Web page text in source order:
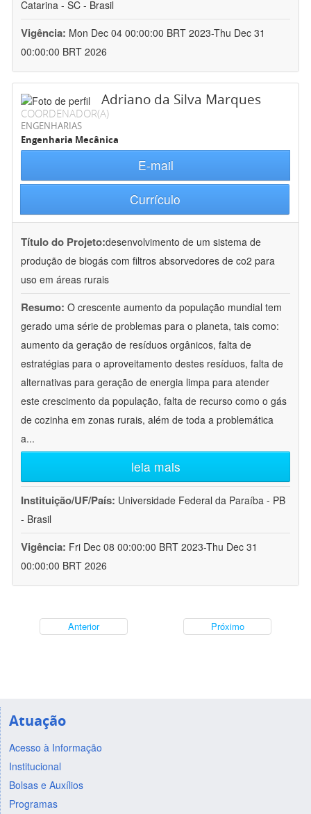
Catarina - SC - Brasil
Vigência: Mon Dec 04 00:00:00 BRT 2023-Thu Dec 31
00:00:00 BRT 2026
Adriano da Silva Marques
COORDENADOR(A)
ENGENHARIAS
Engenharia Mecânica
E-mail
Currículo
Título do Projeto:desenvolvimento de um sistema de
produção de biogás com filtros absorvedores de co2 para
uso em áreas rurais
Resumo: O crescente aumento da população mundial tem
gerado uma série de problemas para o planeta, tais como:
aumento da geração de resíduos orgânicos, falta de
estratégias para o aproveitamento destes resíduos, falta de
alternativas para geração de energia limpa para atender
este crescimento da população, falta de recurso como o gás
de cozinha em zonas rurais, além de toda a problemática
a...
leia mais
Instituição/UF/País: Universidade Federal da Paraíba - PB
- Brasil
Vigência: Fri Dec 08 00:00:00 BRT 2023-Thu Dec 31
00:00:00 BRT 2026
Anterior Próximo
Atuação
Acesso à Informação
Institucional
Bolsas e Auxílios
Programas